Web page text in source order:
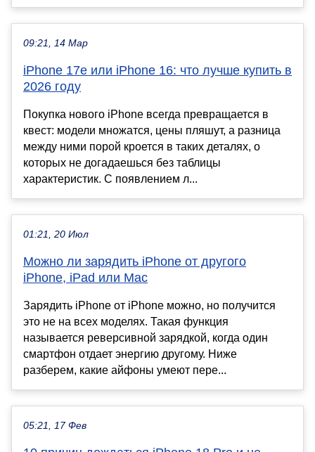
09:21, 14 Мар
iPhone 17e или iPhone 16: что лучше купить в
2026 году
Покупка нового iPhone всегда превращается в
квест: модели множатся, цены пляшут, а разница
между ними порой кроется в таких деталях, о
которых не догадаешься без таблицы
характеристик. С появлением л...
01:21, 20 Июл
Можно ли зарядить iPhone от другого
iPhone, iPad или Mac
Зарядить iPhone от iPhone можно, но получится
это не на всех моделях. Такая функция
называется реверсивной зарядкой, когда один
смартфон отдает энергию другому. Ниже
разберем, какие айфоны умеют пере...
05:21, 17 Фев